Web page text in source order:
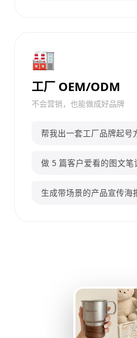
🏭
工厂 OEM/ODM
不会营销，也能做成好品牌
帮我出一套工厂品牌起号
做 5 篇客户爱看的图文笔
生成带场景的产品宣传海